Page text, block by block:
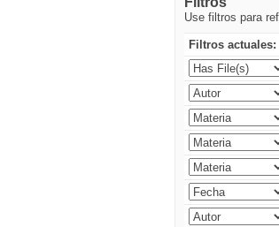
Use filtros para
Filtros actuales: